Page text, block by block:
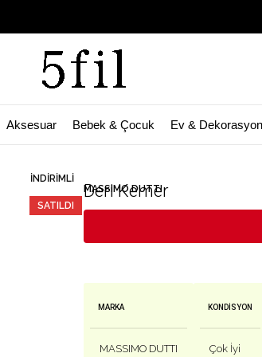
Aksesuar Bebek & Çocuk Ev & Dekorasyon
İNDIRIMLI
SATILDI
MASSIMO DUTTI
Deri Kemer
MARKA
MASSIMO DUTTI
KONDISYON
Çok İyi